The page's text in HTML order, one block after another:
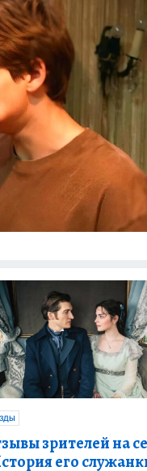
зрителей на
его